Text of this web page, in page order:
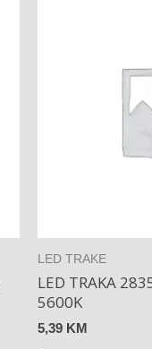
LED TRAKE
LED TRAKA
5600K
5,39 KM